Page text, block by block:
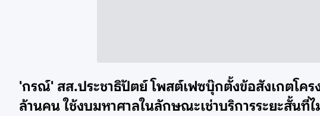
'กรณ์' สส.ประชาธิปัตย์ โพสต์เฟซบุ๊กตั้งข้อสังเกตโค
ล้านคน ใช้งบมหาศาลในลักษณะเช่าบริการระยะสั้น